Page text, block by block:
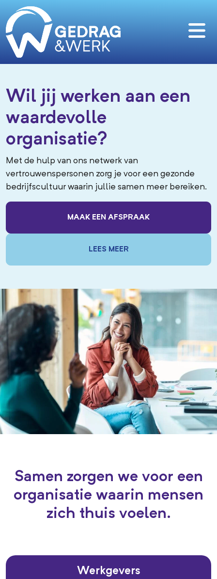
Wil jij werken aan een
waardevolle
organisatie?
Met de hulp van ons netwerk van
vertrouwenspersonen zorg je voor een gezonde
bedrijfscultuur waarin jullie samen meer bereiken.
MAAK EEN AFSPRAAK
LEES MEER
Samen zorgen we voor een
organisatie waarin mensen
zich thuis voelen.
Werkgevers